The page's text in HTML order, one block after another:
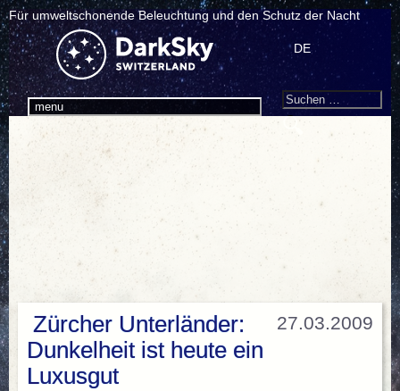
Für umweltschonende Beleuchtung und den Schutz der Nacht
menu
DE
Search
Suchen
27.03.2009
Zürcher Unterländer:
Dunkelheit ist heute ein
Luxusgut